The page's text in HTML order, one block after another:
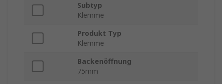
Subtyp
Klemme
Produkt Typ
Klemme
Backenöffnung
75mm